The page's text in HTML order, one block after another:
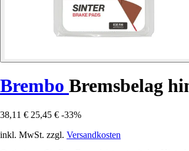
Brembo Bremsbelag
38,11 € 25,45 € -33%
inkl. MwSt. zzgl. Versandkosten